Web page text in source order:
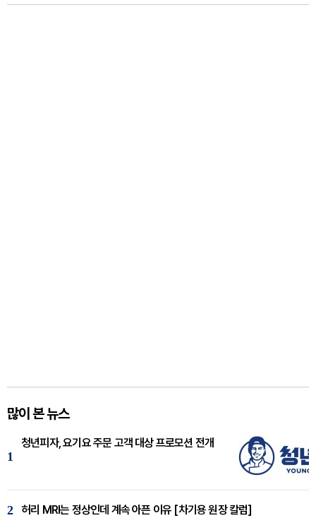
많이 본 뉴스
1
청년피자, 요기요 주문 고객 대상 프로모션 전개
2 허리 MRI는 정상인데 계속 아픈 이유 [차기용 원장 칼럼]